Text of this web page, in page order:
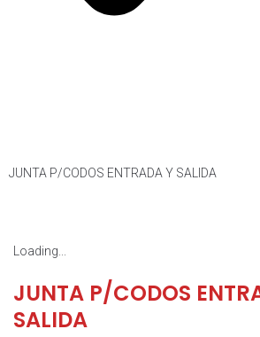
JUNTA P/CODOS ENTRADA Y SALIDA
Loading...
JUNTA P/CODOS
SALIDA